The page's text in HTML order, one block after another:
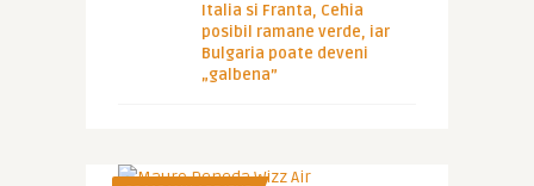
Italia si Franta, Cehia
posibil ramane verde, iar
Bulgaria poate deveni
„galbena”